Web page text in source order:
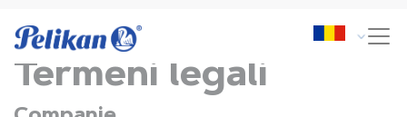
Termeni legali